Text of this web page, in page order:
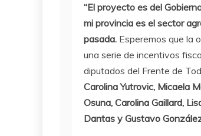
“El proyecto es del
mi provincia es el sector
pasada. Esperemos que la
una serie de incentivos
diputados del Frente de
Carolina Yutrovic, Micaela
Osuna, Carolina Gaillard,
Dantas y Gustavo